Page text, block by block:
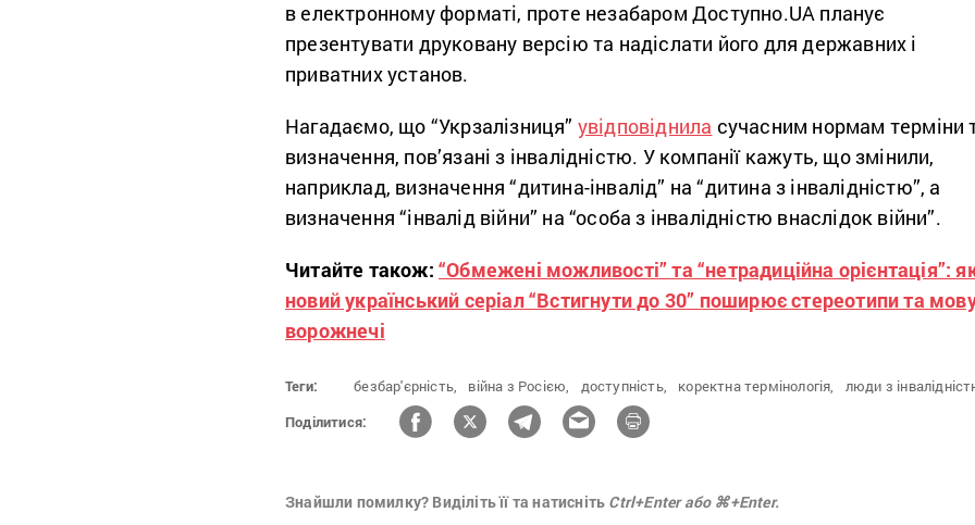
в електронному форматі, проте незабаром Доступно.UA планує
презентувати друковану версію та надіслати його для державних і
приватних установ.
Нагадаємо, що “Укрзалізниця” увідповіднила сучасним нормам терміни
визначення, пов’язані з інвалідністю. У компанії кажуть, що змінили,
наприклад, визначення “дитина-інвалід” на “дитина з інвалідністю”, а
визначення “інвалід війни” на “особа з інвалідністю внаслідок війни”.
Читайте також: “Обмежені можливості” та “нетрадиційна орієнтація”:
новий український серіал “Встигнути до 30” поширює стереотипи та
ворожнечі
Теги: безбар'єрність, війна з Росією, доступність, коректна термінологія,
люди з
Поділитися:
Знайшли помилку? Виділіть її та натисніть Ctrl+Enter або ⌘+Enter.